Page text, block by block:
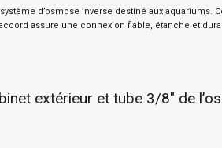
d’osmose inverse destiné aux aquariums.
assure une connexion fiable, étanche et
extérieur et tube 3/8″ de